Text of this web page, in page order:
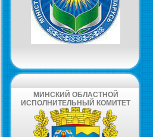
МИНСКИЙ ОБЛАСТНОЙ
ИСПОЛНИТЕЛЬНЫЙ КОМИТЕТ